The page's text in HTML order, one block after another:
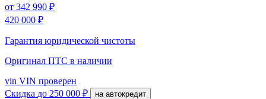
от 342 990 ₽
420 000 ₽
Гарантия юридической чистоты
Оригинал ПТС в наличии
vin VIN проверен
Скидка до 250 000 ₽ на автокредит